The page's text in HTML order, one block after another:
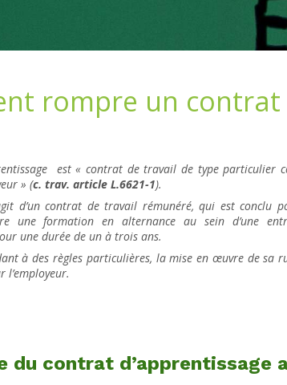
rompre un contrat
est « contrat de travail de type particulier
» (c. trav. article L.6621-1).
d’un contrat de travail rémunéré, qui est conclu
une formation en alternance au sein d’une
une durée de un à trois ans.
à des règles particulières, la mise en œuvre de sa
l’employeur.
du contrat d’apprentissage